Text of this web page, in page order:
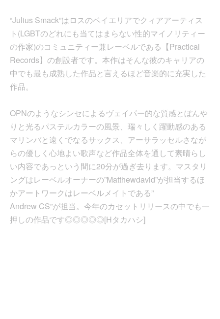
“Julius Smack”はロスのベイエリアでクィアアーティス
ト(LGBTのどれにも当てはまらない性的マイノリティー
の作家)のコミュニティー兼レーベルである【Practical
Records】の創設者です。本作はそんな彼のキャリアの
中でも最も成熟した作品と言えるほど音楽的に充実した
作品。
OPNのようなシンセによるヴェイパー的な質感とぼんや
りと光るパステルカラーの風景、瑞々しく躍動感のある
マリンバと遠くでなるサックス、アーサラッセルさなが
らの優しく心地よい歌声など作品全体を通して素晴らし
い内容であっという間に20分が過ぎ去ります。マスタリ
ングはレーベルオーナーの”Matthewdavid”が担当するほ
かアートワークはレーベルメイトである”
Andrew CS”が担当。今年のカセットリリースの中でも一
押しの作品です◎◎◎◎◎[Hタカハシ]